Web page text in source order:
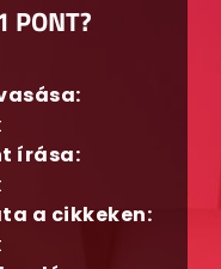
PONT?
írása:
a cikkeken: